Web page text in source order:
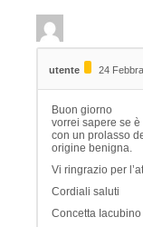
utente 24
Buon giorno
vorrei sapere se
con un prolasso
origine benigna.
Vi ringrazio per
Cordiali saluti
Concetta Iacubino